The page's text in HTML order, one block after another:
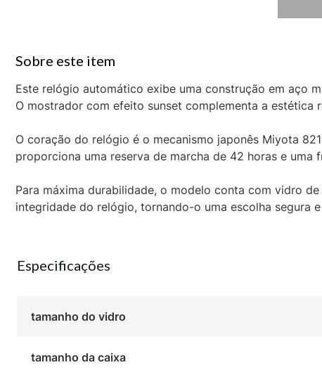
Este relógio automático exibe uma construção em aço
O mostrador com efeito sunset complementa a estética
O coração do relógio é o mecanismo japonês Miyota
proporciona uma reserva de marcha de 42 horas e uma
Para máxima durabilidade, o modelo conta com vidro
integridade do relógio, tornando-o uma escolha segura
Especificações
tamanho do vidro
tamanho da caixa